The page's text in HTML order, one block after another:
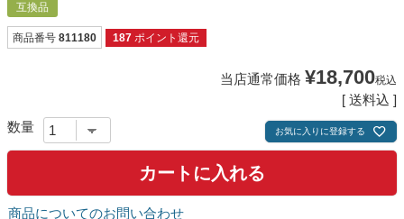
互換品
商品番号 811180 187 ポイント還元
当店通常価格 ¥18,700税込
送料込
お気に入りに登録する
カートに入れる
商品についてのお問い合わせ